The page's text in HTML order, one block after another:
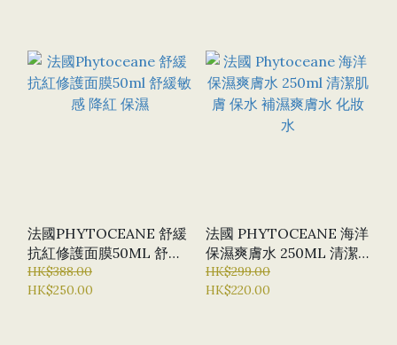
法國PHYTOCEANE 舒緩
抗紅修護面膜50ML 舒緩
敏感 降紅 保濕
HK$388.00
HK$250.00
法國 PHYTOCEANE 海洋
保濕爽膚水 250ML 清潔
肌膚 保水 補濕爽膚水 化
妝水
HK$299.00
HK$220.00